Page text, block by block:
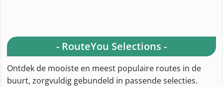
- RouteYou Selections -
Ontdek de mooiste en meest populaire routes in de
buurt, zorgvuldig gebundeld in passende selecties.